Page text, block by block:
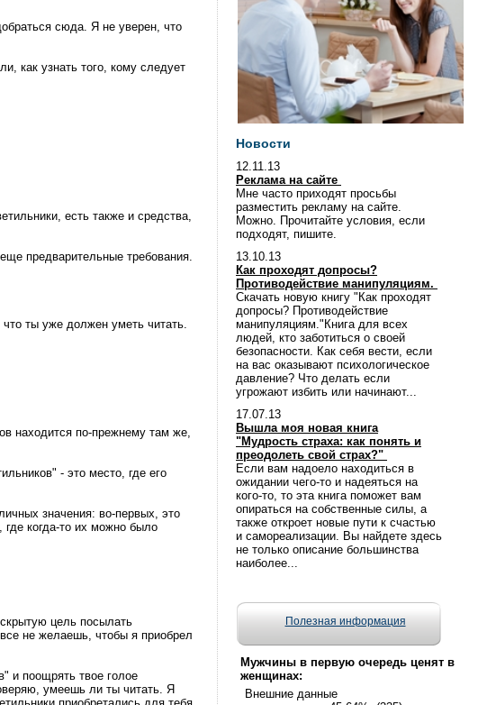
сюда. Я не уверен, что
как узнать того, кому следует
есть также и средства,
предварительные требования.
ты уже должен уметь читать.
находится по-прежнему там же,
- это место, где его
значения: во-первых, это
когда-то их можно было
цель посылать
не желаешь, чтобы я приобрел
и поощрять твое голое
умеешь ли ты читать. Я
Новости
12.11.13
Реклама на сайте
Мне часто приходят просьбы
разместить рекламу на сайте.
Можно. Прочитайте условия, если
подходят, пишите.
13.10.13
Как проходят допросы?
Противодействие манипуляциям.
Скачать новую книгу "Как проходят
допросы? Противодействие
манипуляциям."Книга для всех
людей, кто заботиться о своей
безопасности. Как себя вести, если
на вас оказывают психологическое
давление? Что делать если
угрожают избить или начинают...
17.07.13
Вышла моя новая книга
"Мудрость страха: как понять и
преодолеть свой страх?"
Если вам надоело находиться в
ожидании чего-то и надеяться на
кого-то, то эта книга поможет вам
опираться на собственные силы, а
также откроет новые пути к счастью
и самореализации. Вы найдете здесь
не только описание большинства
наиболее...
Полезная информация
Мужчины в первую очередь ценят в
женщинах:
Внешние данные